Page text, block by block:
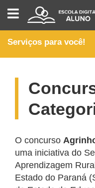
CONEXÃO
ALUNO
Serviços para você!
O concurso
uma iniciativa do
Aprendizagem
Estado do Paraná